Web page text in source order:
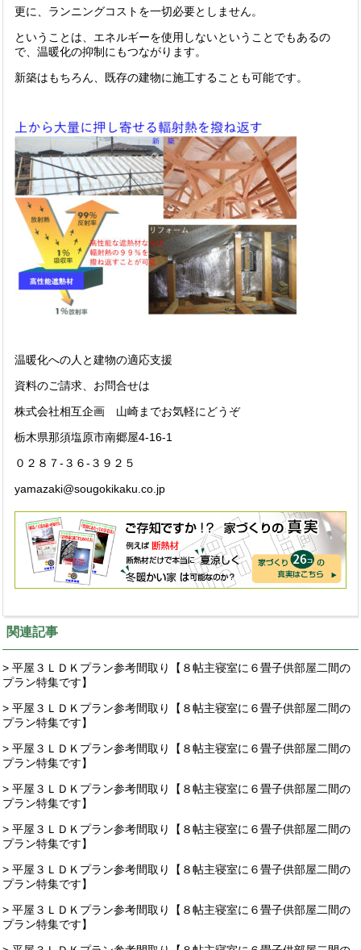
更に、ランニングコストを一切必要としません。
ということは、エネルギーを使用しないということでもあるの
で、温暖化の抑制にもつながります。
新築はもちろん、既存の建物に施工することも可能です。
温暖化への人と建物の適応支援
資料のご請求、お問合せは
株式会社相互企画 山崎までお気軽にどうぞ
栃木県那須塩原市南郷屋4-16-1
０２８７-３６-３９２５
yamazaki@sougokikaku.co.jp
関連記事
> 平屋３ＬＤＫプラン参考間取り【８帖主寝室に６畳子供部屋二間の
プラン特集です】
> 平屋３ＬＤＫプラン参考間取り【８帖主寝室に６畳子供部屋二間の
プラン特集です】
> 平屋３ＬＤＫプラン参考間取り【８帖主寝室に６畳子供部屋二間の
プラン特集です】
> 平屋３ＬＤＫプラン参考間取り【８帖主寝室に６畳子供部屋二間の
プラン特集です】
> 平屋３ＬＤＫプラン参考間取り【８帖主寝室に６畳子供部屋二間の
プラン特集です】
> 平屋３ＬＤＫプラン参考間取り【８帖主寝室に６畳子供部屋二間の
プラン特集です】
> 平屋３ＬＤＫプラン参考間取り【８帖主寝室に６畳子供部屋二間の
プラン特集です】